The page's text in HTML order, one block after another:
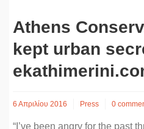
Athens
kept urban
6 Απριλίου 2016 Press 0
“I’ve been angry for the past